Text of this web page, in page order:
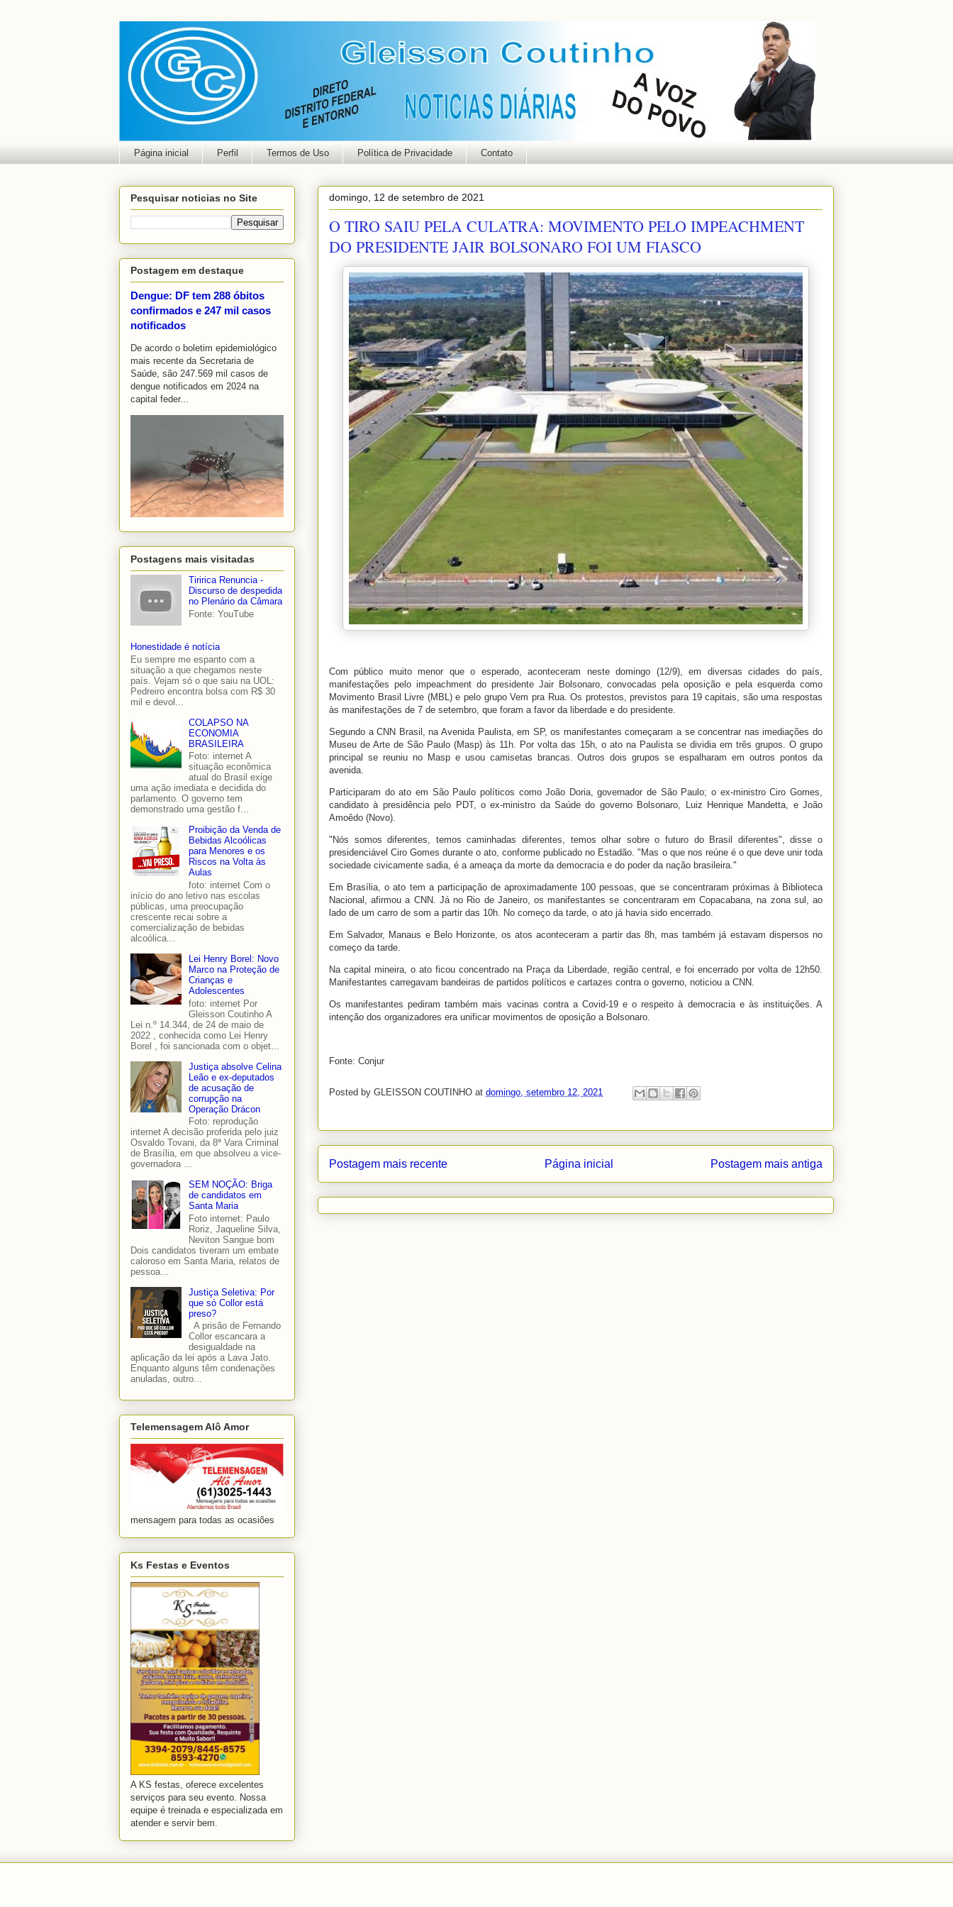
Página inicial Perfil Termos de Uso Política de Privacidade Contato
domingo, 12 de setembro de 2021
O TIRO SAIU PELA CULATRA: MOVIMENTO PELO IMPEACHMENT
DO PRESIDENTE JAIR BOLSONARO FOI UM FIASCO
Com público muito menor que o esperado, aconteceram neste domingo (12/9), em diversas cidades do país,
manifestações pelo impeachment do presidente Jair Bolsonaro, convocadas pela oposição e pela esquerda como
Movimento Brasil Livre (MBL) e pelo grupo Vem pra Rua. Os protestos, previstos para 19 capitais, são uma respostas
às manifestações de 7 de setembro, que foram a favor da liberdade e do presidente.
Segundo a CNN Brasil, na Avenida Paulista, em SP, os manifestantes começaram a se concentrar nas imediações do
Museu de Arte de São Paulo (Masp) às 11h. Por volta das 15h, o ato na Paulista se dividia em três grupos. O grupo
principal se reuniu no Masp e usou camisetas brancas. Outros dois grupos se espalharam em outros pontos da
avenida.
Participaram do ato em São Paulo políticos como João Doria, governador de São Paulo; o ex-ministro Ciro Gomes,
candidato à presidência pelo PDT, o ex-ministro da Saúde do governo Bolsonaro, Luiz Henrique Mandetta, e João
Amoêdo (Novo).
"Nós somos diferentes, temos caminhadas diferentes, temos olhar sobre o futuro do Brasil diferentes", disse o
presidenciável Ciro Gomes durante o ato, conforme publicado no Estadão. "Mas o que nos reúne é o que deve unir toda
sociedade civicamente sadia, é a ameaça da morte da democracia e do poder da nação brasileira."
Em Brasília, o ato tem a participação de aproximadamente 100 pessoas, que se concentraram próximas à Biblioteca
Nacional, afirmou a CNN. Já no Rio de Janeiro, os manifestantes se concentraram em Copacabana, na zona sul, ao
lado de um carro de som a partir das 10h. No começo da tarde, o ato já havia sido encerrado.
Em Salvador, Manaus e Belo Horizonte, os atos aconteceram a partir das 8h, mas também já estavam dispersos no
começo da tarde.
Na capital mineira, o ato ficou concentrado na Praça da Liberdade, região central, e foi encerrado por volta de 12h50.
Manifestantes carregavam bandeiras de partidos políticos e cartazes contra o governo, noticiou a CNN.
Os manifestantes pediram também mais vacinas contra a Covid-19 e o respeito à democracia e às instituições. A
intenção dos organizadores era unificar movimentos de oposição a Bolsonaro.
Fonte: Conjur
Posted by GLEISSON COUTINHO at domingo, setembro 12, 2021
Postagem mais recente Postagem mais antiga
Página inicial
Pesquisar noticias no Site
Postagem em destaque
Dengue: DF tem 288 óbitos
confirmados e 247 mil casos
notificados
De acordo o boletim epidemiológico
mais recente da Secretaria de
Saúde, são 247.569 mil casos de
dengue notificados em 2024 na
capital feder...
Postagens mais visitadas
Tiririca Renuncia -
Discurso de despedida
no Plenário da Câmara
Fonte: YouTube
Honestidade é notícia
Eu sempre me espanto com a
situação a que chegamos neste
país. Vejam só o que saiu na UOL:
Pedreiro encontra bolsa com R$ 30
mil e devol...
COLAPSO NA
ECONOMIA
BRASILEIRA
Foto: internet A
situação econômica
atual do Brasil exige
uma ação imediata e decidida do
parlamento. O governo tem
demonstrado uma gestão f...
Proibição da Venda de
Bebidas Alcoólicas
para Menores e os
Riscos na Volta às
Aulas
foto: internet Com o
início do ano letivo nas escolas
públicas, uma preocupação
crescente recai sobre a
comercialização de bebidas
alcoólica...
Lei Henry Borel: Novo
Marco na Proteção de
Crianças e
Adolescentes
foto: internet Por
Gleisson Coutinho A
Lei n.º 14.344, de 24 de maio de
2022 , conhecida como Lei Henry
Borel , foi sancionada com o objet...
Justiça absolve Celina
Leão e ex-deputados
de acusação de
corrupção na
Operação Drácon
Foto: reprodução
internet A decisão proferida pelo juiz
Osvaldo Tovani, da 8ª Vara Criminal
de Brasília, em que absolveu a vice-
governadora ...
SEM NOÇÃO: Briga
de candidatos em
Santa Maria
Foto internet: Paulo
Roriz, Jaqueline Silva,
Neviton Sangue bom
Dois candidatos tiveram um embate
caloroso em Santa Maria, relatos de
pessoa...
Justiça Seletiva: Por
que só Collor está
preso?
A prisão de Fernando
Collor escancara a
desigualdade na
aplicação da lei após a Lava Jato.
Enquanto alguns têm condenações
anuladas, outro...
Telemensagem Alô Amor
mensagem para todas as ocasiões
Ks Festas e Eventos
A KS festas, oferece excelentes
serviços para seu evento. Nossa
equipe é treinada e especializada em
atender e servir bem.